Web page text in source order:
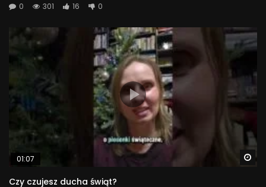
0 301 16 0
01:07
Czy czujesz ducha świąt?